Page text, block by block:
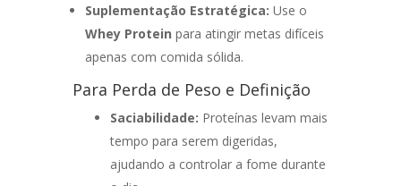
Suplementação Estratégica: Use o
Whey Protein para atingir metas difíceis
apenas com comida sólida.
Para Perda de Peso e Definição
Saciabilidade: Proteínas levam mais
tempo para serem digeridas,
ajudando a controlar a fome durante